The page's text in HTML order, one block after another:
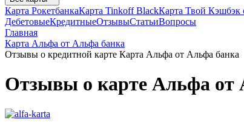
Карта РокетбанкаКарта Tinkoff BlackКарта Твой Кэшбэк
ДебетовыеКредитныеОтзывыСтатьиВопросы
Главная
Карта Альфа от Альфа банка
Отзывы о кредитной карте Карта Альфа от Альфа банка
Отзывы о карте Альфа от